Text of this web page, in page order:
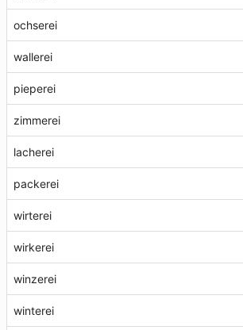
ochserei
wallerei
pieperei
zimmerei
lacherei
packerei
wirterei
wirkerei
winzerei
winterei